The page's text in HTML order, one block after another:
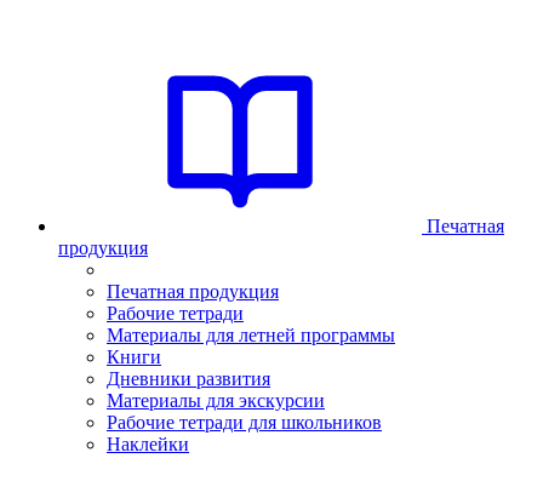
Печатная
продукция
Печатная продукция
Рабочие тетради
Материалы для летней программы
Книги
Дневники развития
Материалы для экскурсии
Рабочие тетради для школьников
Наклейки